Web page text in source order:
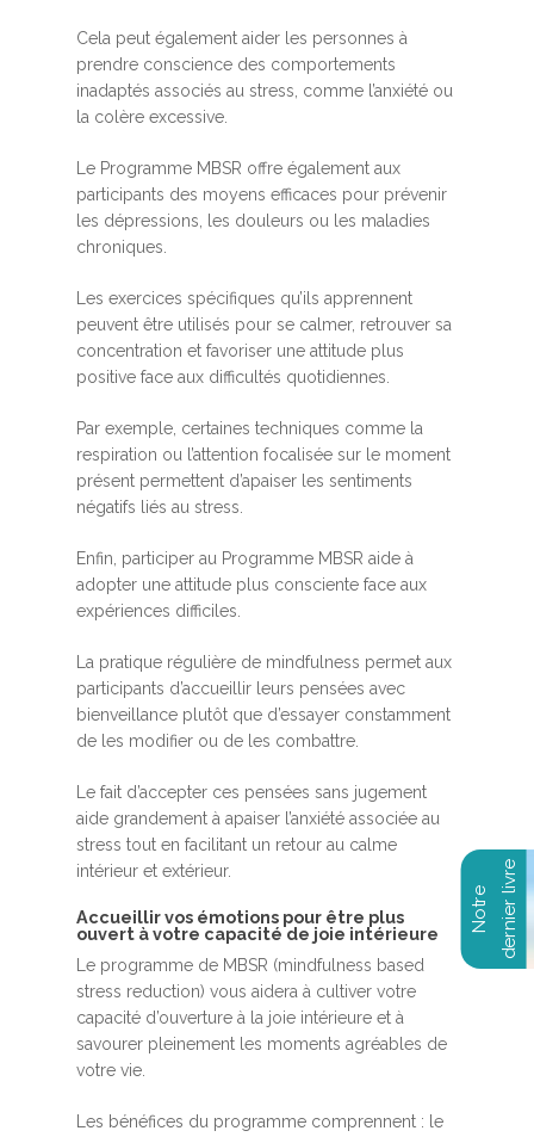
Cela peut également aider les personnes à
prendre conscience des comportements
inadaptés associés au stress, comme l’anxiété ou
la colère excessive.
Le Programme MBSR offre également aux
participants des moyens efficaces pour prévenir
les dépressions, les douleurs ou les maladies
chroniques.
Les exercices spécifiques qu’ils apprennent
peuvent être utilisés pour se calmer, retrouver sa
concentration et favoriser une attitude plus
positive face aux difficultés quotidiennes.
Par exemple, certaines techniques comme la
respiration ou l’attention focalisée sur le moment
présent permettent d’apaiser les sentiments
négatifs liés au stress.
Enfin, participer au Programme MBSR aide à
adopter une attitude plus consciente face aux
expériences difficiles.
La pratique régulière de mindfulness permet aux
participants d’accueillir leurs pensées avec
bienveillance plutôt que d’essayer constamment
de les modifier ou de les combattre.
Le fait d’accepter ces pensées sans jugement
aide grandement à apaiser l’anxiété associée au
stress tout en facilitant un retour au calme
intérieur et extérieur.
Accueillir vos émotions pour être plus
ouvert à votre capacité de joie intérieure
Le programme de MBSR (mindfulness based
stress reduction) vous aidera à cultiver votre
capacité d’ouverture à la joie intérieure et à
savourer pleinement les moments agréables de
votre vie.
Les bénéfices du programme comprennent : le